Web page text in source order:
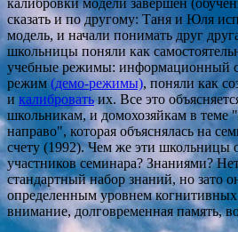
сказать и по другому: Таня и Юля
модель, и начали понимать друг
школьницы поняли как
учебные режимы: информационный
режим(демо-режимы), поняли как
и калиброватьих. Все это
школьникам, и домохозяйкам в теме
направо", которая объяснялась на
счету (1992). Чем же эти школьницы
участников семинара? Знаниями?
стандартный набор знаний, но зато
определенным уровнем когнитивных
внимание, долговременная память,